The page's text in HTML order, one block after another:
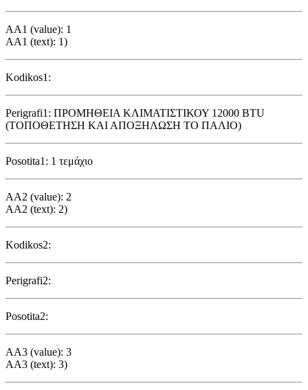
AA1 (value): 1
AA1 (text): 1)
Kodikos1:
Perigrafi1: ΠΡΟΜΗΘΕΙΑ ΚΛΙΜΑΤΙΣΤΙΚΟΥ 12000 BTU
(ΤΟΠΟΘΕΤΗΣΗ ΚΑΙ ΑΠΟΞΗΛΩΣΗ ΤΟ ΠΑΛΙΟ)
Posotita1: 1 τεμάχιο
AA2 (value): 2
AA2 (text): 2)
Kodikos2:
Perigrafi2:
Posotita2:
AA3 (value): 3
AA3 (text): 3)